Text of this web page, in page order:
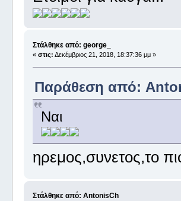
Στάλθηκε από: george_
« στις: Δεκέμβριος 21, 2018, 18:37:36 μμ »
Παράθεση από:
Ναι
ηρεμος,συνετος,το
Στάλθηκε από: AntonisCh